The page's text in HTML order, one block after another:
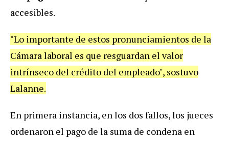
accesibles.
"Lo importante de estos pronunciamientos de la
Cámara laboral es que resguardan el valor
intrínseco del crédito del empleado", sostuvo
Lalanne.
En primera instancia, en los dos fallos, los jueces
ordenaron el pago de la suma de condena en